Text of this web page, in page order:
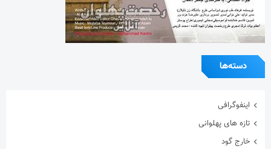
دسته‌ها
اینفوگرافی
تازه های پهلوانی
خارج گود